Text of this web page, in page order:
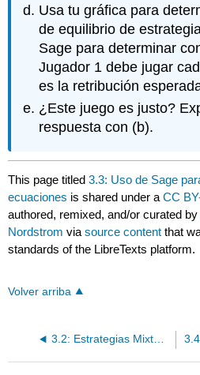
Usa tu gráfica para
de equilibrio de
Sage para determinar
Jugador 1 debe jugar
es la retribución
¿Este juego es justo?
respuesta con (b).
This page titled3.3: Uso de Sage
ecuaciones is shared under aCC
authored, remixed, and/or curated
Nordstrom viasource content that
standards of the LibreTexts platform.
Volver arriba
3.2: Estrategias Mixtas: Solución Gráfica